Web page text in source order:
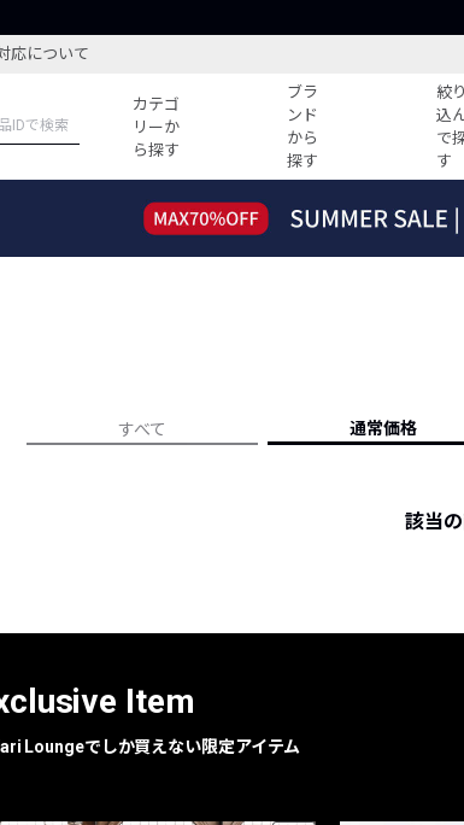
応について
カテゴ
リーか
ら探す
ブラ
ンド
から
探す
絞り
込
で
す
すべての記事
人気記事ランキング
フォーカスブランド
すべて 通常価格
該当
Item
Loungeでしか買えない限定アイテム